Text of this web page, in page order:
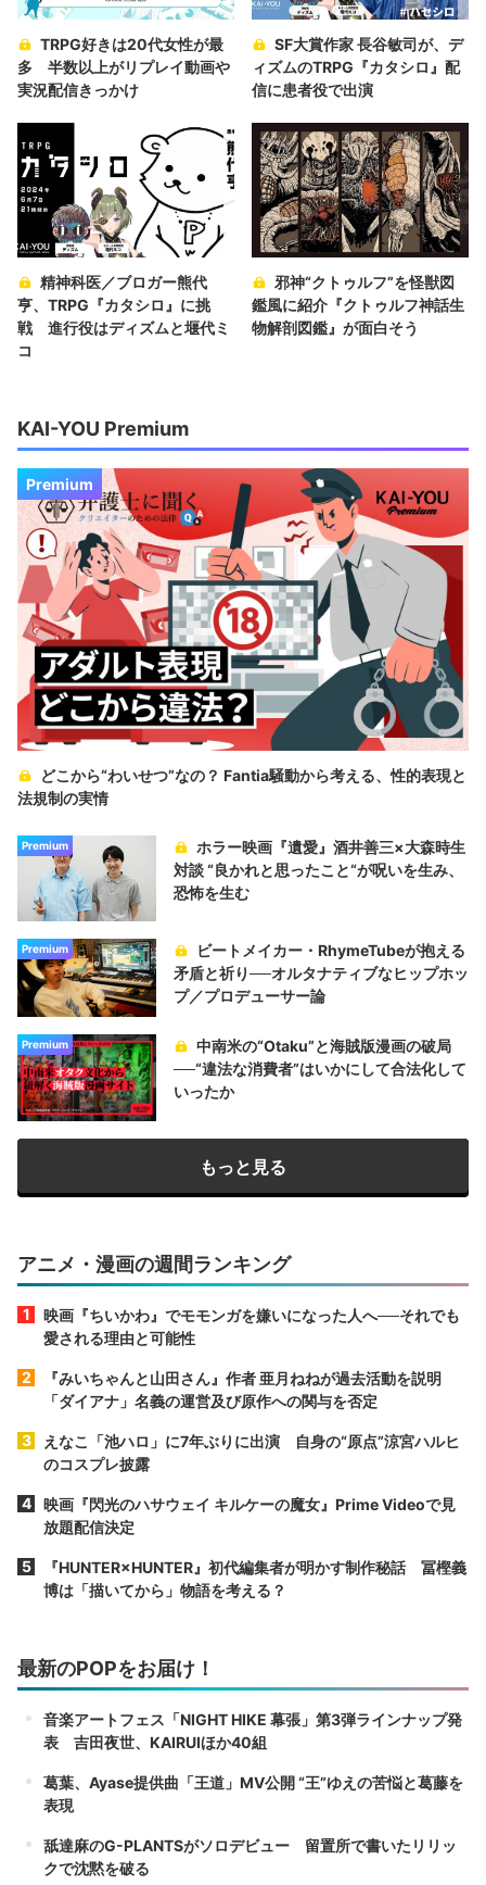
TRPG好きは20代女性が最
多 半数以上がリプレイ動画や
実況配信きっかけ
SF大賞作家 長谷敏司が、デ
ィズムのTRPG『カタシロ』配
信に患者役で出演
精神科医／ブロガー熊代
亨、TRPG『カタシロ』に挑
戦 進行役はディズムと堰代ミ
コ
邪神“クトゥルフ”を怪獣図
鑑風に紹介『クトゥルフ神話生
物解剖図鑑』が面白そう
KAI-YOU Premium
Premium
どこから“わいせつ”なの？ Fantia騒動から考える、性的表現と
法規制の実情
Premium
ホラー映画『遺愛』酒井善三×大森時生
対談 “良かれと思ったこと“が呪いを生み、
恐怖を生む
Premium
ビートメイカー・RhymeTubeが抱える
矛盾と祈り──オルタナティブなヒップホッ
プ／プロデューサー論
Premium
中南米の“Otaku”と海賊版漫画の破局
──“違法な消費者”はいかにして合法化して
いったか
もっと見る
アニメ・漫画の週間ランキング
映画『ちいかわ』でモモンガを嫌いになった人へ──それでも
愛される理由と可能性
『みいちゃんと山田さん』作者 亜月ねねが過去活動を説明
「ダイアナ」名義の運営及び原作への関与を否定
えなこ「池ハロ」に7年ぶりに出演 自身の“原点”涼宮ハルヒ
のコスプレ披露
映画『閃光のハサウェイ キルケーの魔女』Prime Videoで見
放題配信決定
『HUNTER×HUNTER』初代編集者が明かす制作秘話 冨樫義
博は「描いてから」物語を考える？
最新のPOPをお届け！
音楽アートフェス「NIGHT HIKE 幕張」第3弾ラインナップ発
表 吉田夜世、KAIRUIほか40組
葛葉、Ayase提供曲「王道」MV公開 “王”ゆえの苦悩と葛藤を
表現
舐達麻のG-PLANTSがソロデビュー 留置所で書いたリリッ
クで沈黙を破る